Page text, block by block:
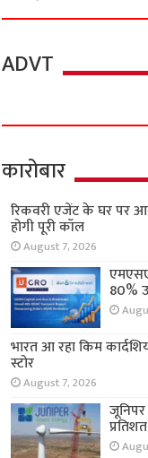
ADVT
कारोबार
रिकवरी एजेंट के घर पर
होगी पूरी कॉल
August 7, 2026
80%
भारत आ रहा किम
स्टोर
August 7, 2026